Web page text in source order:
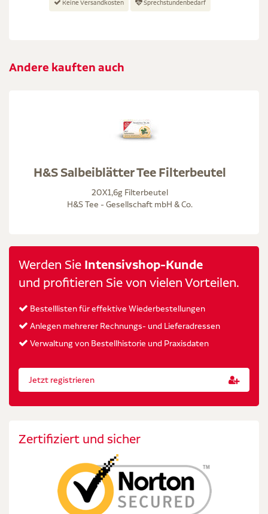
Keine Versandkosten Sprechstundenbedarf
Andere kauften auch
H&S Salbeiblätter Tee Filterbeutel
20X1,6g Filterbeutel
H&S Tee - Gesellschaft mbH & Co.
Werden Sie Intensivshop-Kunde
und profitieren Sie von vielen Vorteilen.
Bestelllisten für effektive Wiederbestellungen
Anlegen mehrerer Rechnungs- und Lieferadressen
Verwaltung von Bestellhistorie und Praxisdaten
Jetzt registrieren
Zertifiziert und sicher